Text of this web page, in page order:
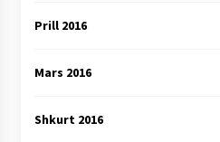
Prill 2016
Mars 2016
Shkurt 2016